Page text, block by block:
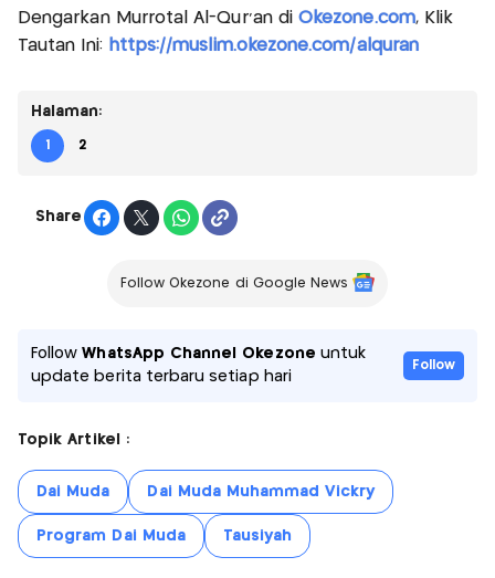
Dengarkan Murrotal Al-Qur'an diOkezone.com, Klik
Tautan Ini: https://muslim.okezone.com/alquran
Halaman:
1 2
Share
Follow Okezone di Google News
FollowWhatsApp Channel Okezone untuk
update berita terbaru setiap hari
Follow
Topik Artikel :
Dai Muda Dai Muda Muhammad Vickry
Program Dai Muda Tausiyah